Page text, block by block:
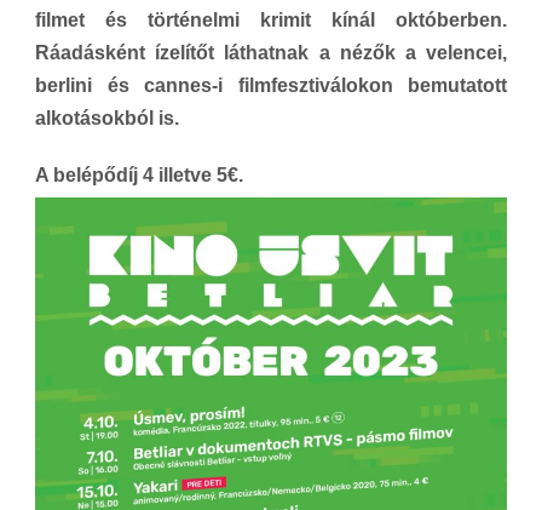
filmet és történelmi krimit kínál októberben.
Ráadásként ízelítőt láthatnak a nézők a velencei,
berlini és cannes-i filmfesztiválokon bemutatott
alkotásokból is.
A belépődíj 4 illetve 5€.